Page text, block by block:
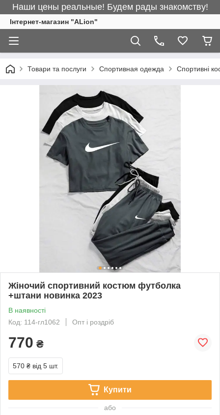
Наши цены реальные! Будем рады знакомству!
Інтернет-магазин "ALіon"
Товари та послуги Спортивная одежда Спортивні
Жіночий спортивний костюм футболка
+штани новинка 2023
В наявності
Код: 114-гл1062
Опт і роздріб
770 ₴
570 ₴ від 5 шт.
Купити
або